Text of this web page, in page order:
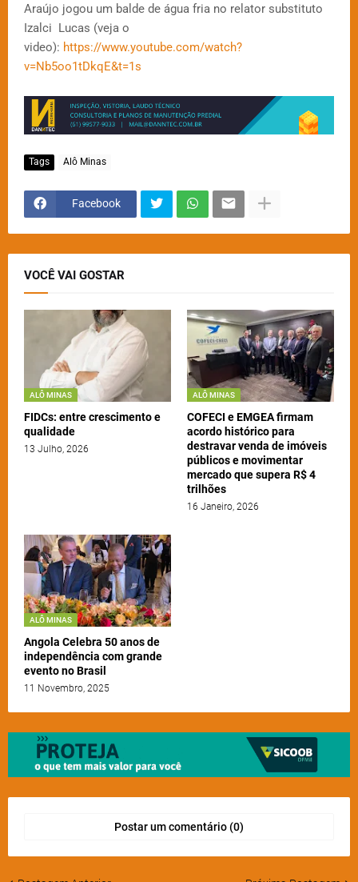
Araújo jogou um balde de água fria no relator substituto
Izalci Lucas (veja o
video): https://www.youtube.com/watch?
v=Nb5oo1tDkqE&t=1s
Tags Alô Minas
Facebook
VOCÊ VAI GOSTAR
ALÔ MINAS
FIDCs: entre crescimento e
qualidade
13 Julho, 2026
ALÔ MINAS
COFECI e EMGEA firmam
acordo histórico para
destravar venda de imóveis
públicos e movimentar
mercado que supera R$ 4
trilhões
16 Janeiro, 2026
ALÔ MINAS
Angola Celebra 50 anos de
independência com grande
evento no Brasil
11 Novembro, 2025
Postar um comentário (0)